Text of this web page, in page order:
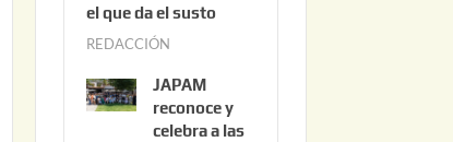
el que da el susto
REDACCIÓN
s
JAPAM
reconoce y
celebra a las